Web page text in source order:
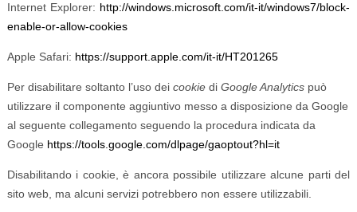
Internet Explorer: http://windows.microsoft.com/it-it/windows7/block-
enable-or-allow-cookies
Apple Safari: https://support.apple.com/it-it/HT201265
Per disabilitare soltanto l’uso dei cookie di Google Analytics può
utilizzare il componente aggiuntivo messo a disposizione da Google
al seguente collegamento seguendo la procedura indicata da
Google https://tools.google.com/dlpage/gaoptout?hl=it
Disabilitando i cookie, è ancora possibile utilizzare alcune parti del
sito web, ma alcuni servizi potrebbero non essere utilizzabili.